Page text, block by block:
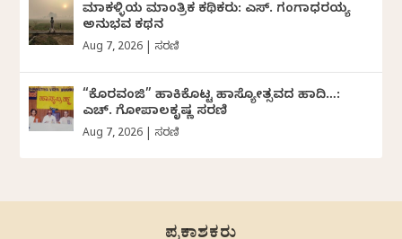
ಮಾಕಳ್ಳಿಯ ಮಾಂತ್ರಿಕ ಕಥಿಕರು: ಎಸ್. ಗಂಗಾಧರಯ್ಯ
ಅನುಭವ ಕಥನ
Aug 7, 2026 ಸರಣಿ
“ಕೊರವಂಜಿ” ಹಾಕಿಕೊಟ್ಟ ಹಾಸ್ಯೋತ್ಸವದ ಹಾದಿ…:
ಎಚ್. ಗೋಪಾಲಕೃಷ್ಣ ಸರಣಿ
Aug 7, 2026 ಸರಣಿ